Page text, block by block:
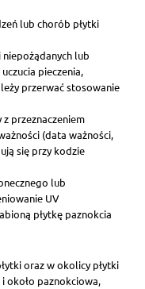
lub chorób płytki
lub
pieczenia,
przerwać stosowanie
przeznaczeniem
(data ważności,
się przy kodzie
lub
UV
płytkę paznokcia
oraz w okolicy płytki
około paznokciowa,